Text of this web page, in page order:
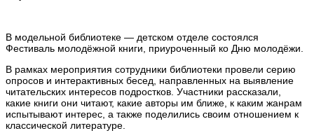
В модельной библиотеке — детском отделе состоялся
Фестиваль молодёжной книги, приуроченный ко Дню молодёжи.
В рамках мероприятия сотрудники библиотеки провели серию
опросов и интерактивных бесед, направленных на выявление
читательских интересов подростков. Участники рассказали,
какие книги они читают, какие авторы им ближе, к каким жанрам
испытывают интерес, а также поделились своим отношением к
классической литературе.